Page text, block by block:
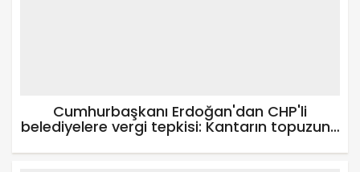
Cumhurbaşkanı Erdoğan'dan CHP'li
belediyelere vergi tepkisi: Kantarın topuzunu
kaçırdılar